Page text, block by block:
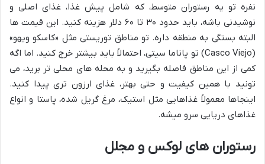
نفره تو یه رستوران متوسط، که شامل پیش غذا، غذای اصلی و
نوشیدنی باشه، باید حدود ۳۰ تا ۶۰ دلار هزینه کنید. این قیمت ها
البته بستگی به منطقه داره. تو مناطق توریستی مثل «کاسکو ویهو»
(Casco Viejo) تو پاناما سیتی، احتمالاً باید بیشتر خرج کنید. اما اگه
کمی از این مناطق فاصله بگیرید و به محله های محلی تر برید، می
تونید با همین کیفیت و حتی بهتر، غذای ارزون تری پیدا کنید.
اینجاها معمولاً غذاهایی مثل استیک، مرغ گریل شده، پاستا و انواع
غذاهای دریایی سرو میشه.
رستوران های لوکس و مجلل